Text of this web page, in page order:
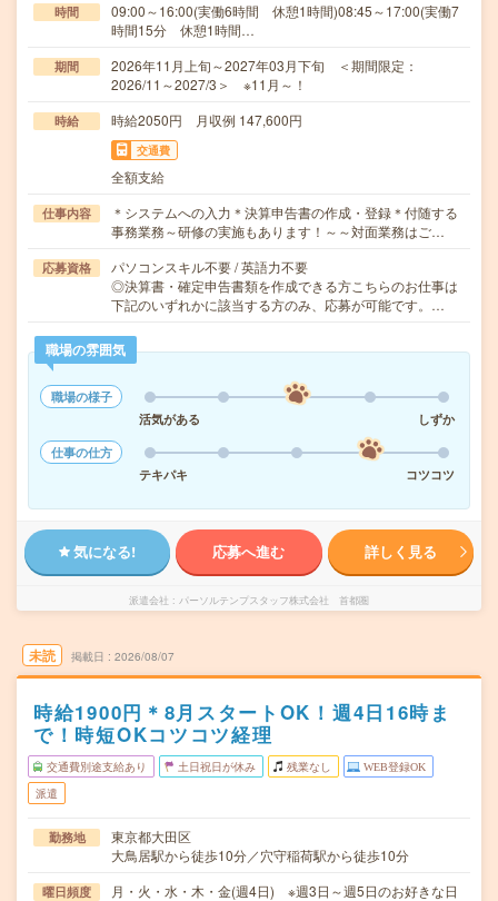
時間
09:00～16:00(実働6時間 休憩1時間)08:45～17:00(実働7
時間15分 休憩1時間…
期間
2026年11月上旬～2027年03月下旬 ＜期間限定：
2026/11～2027/3＞ ※11月～！
時給 時給2050円 月収例 147,600円
交通費
全額支給
仕事内容
＊システムへの入力＊決算申告書の作成・登録＊付随する
事務業務～研修の実施もあります！～～対面業務はご…
応募資格
パソコンスキル不要 / 英語力不要
◎決算書・確定申告書類を作成できる方こちらのお仕事は
下記のいずれかに該当する方のみ、応募が可能です。…
職場の雰囲気
職場の様子
活気がある
しずか
仕事の仕方
テキパキ
コツコツ
気になる! 応募へ進む 詳しく見る
派遣会社 パーソルテンプスタッフ株式会社 首都圏
未読 掲載日 2026/08/07
時給1900円＊8月スタートOK！週4日16時ま
で！時短OKコツコツ経理
交通費別途支給あり 土日祝日が休み 残業なし WEB登録OK
派遣
勤務地
東京都大田区
大鳥居駅から徒歩10分／穴守稲荷駅から徒歩10分
曜日頻度
月・火・水・木・金(週4日) ※週3日～週5日のお好きな日